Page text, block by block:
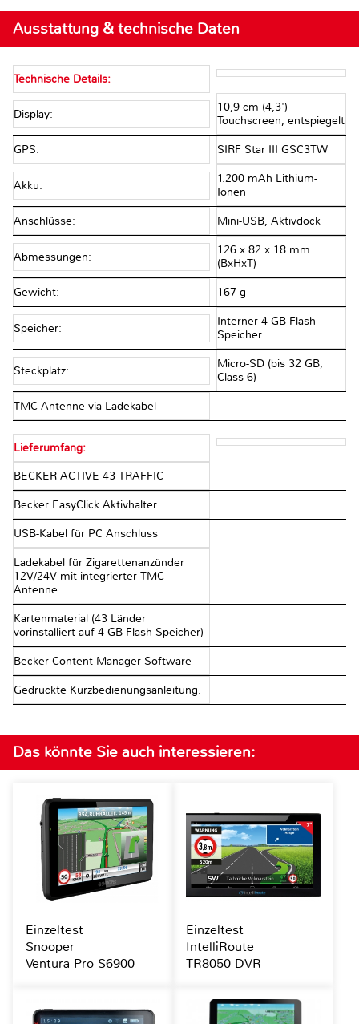
Ausstattung & technische Daten
Technische Details:
Display:
10,9 cm (4,3')
Touchscreen, entspiegelt
GPS: SIRF Star III GSC3TW
Akku:
1.200 mAh Lithium-
Ionen
Anschlüsse: Mini-USB, Aktivdock
Abmessungen:
126 x 82 x 18 mm
(BxHxT)
Gewicht: 167 g
Speicher:
Interner 4 GB Flash
Speicher
Steckplatz:
Micro-SD (bis 32 GB,
Class 6)
TMC Antenne via Ladekabel
Lieferumfang:
BECKER ACTIVE 43 TRAFFIC
Becker EasyClick Aktivhalter
USB-Kabel für PC Anschluss
Ladekabel für Zigarettenanzünder
12V/24V mit integrierter TMC
Antenne
Kartenmaterial (43 Länder
vorinstalliert auf 4 GB Flash Speicher)
Becker Content Manager Software
Gedruckte Kurzbedienungsanleitung.
Das könnte Sie auch interessieren:
Einzeltest
Snooper
Ventura Pro S6900
Einzeltest
IntelliRoute
TR8050 DVR